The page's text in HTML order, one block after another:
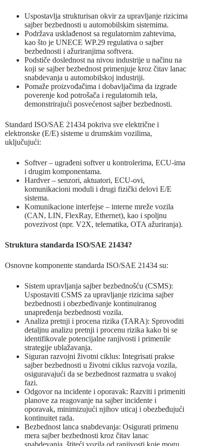
Uspostavlja strukturisan okvir za upravljanje rizicima
sajber bezbednosti u automobilskim sistemima.
Podržava usklađenost sa regulatornim zahtevima,
kao što je UNECE WP.29 regulativa o sajber
bezbednosti i ažuriranjima softvera.
Podstiče doslednost na nivou industrije u načinu na
koji se sajber bezbednost primenjuje kroz čitav lanac
snabdevanja u automobilskoj industriji.
Pomaže proizvođačima i dobavljačima da izgrade
poverenje kod potrošača i regulatornih tela,
demonstrirajući posvećenost sajber bezbednosti.
Standard ISO/SAE 21434 pokriva sve električne i
elektronske (E/E) sisteme u drumskim vozilima,
uključujući:
Softver – ugrađeni softver u kontrolerima, ECU-ima
i drugim komponentama.
Hardver – senzori, aktuatori, ECU-ovi,
komunikacioni moduli i drugi fizički delovi E/E
sistema.
Komunikacione interfejse – interne mreže vozila
(CAN, LIN, FlexRay, Ethernet), kao i spoljnu
povezivost (npr. V2X, telematika, OTA ažuriranja).
Struktura standarda ISO/SAE 21434?
Osnovne komponente standarda ISO/SAE 21434 su:
Sistem upravljanja sajber bezbednošću (CSMS):
Uspostaviti CSMS za upravljanje rizicima sajber
bezbednosti i obezbeđivanje kontinuiranog
unapređenja bezbednosti vozila.
Analiza pretnji i procena rizika (TARA): Sprovoditi
detaljnu analizu pretnji i procenu rizika kako bi se
identifikovale potencijalne ranjivosti i primenile
strategije ublažavanja.
Siguran razvojni životni ciklus: Integrisati prakse
sajber bezbednosti u životni ciklus razvoja vozila,
osiguravajući da se bezbednost razmatra u svakoj
fazi.
Odgovor na incidente i oporavak: Razviti i primeniti
planove za reagovanje na sajber incidente i
oporavak, minimizujući njihov uticaj i obezbeđujući
kontinuitet rada.
Bezbednost lanca snabdevanja: Osigurati primenu
mera sajber bezbednosti kroz čitav lanac
snabdevanja, štiteći vozila od ranjivosti koje mogu